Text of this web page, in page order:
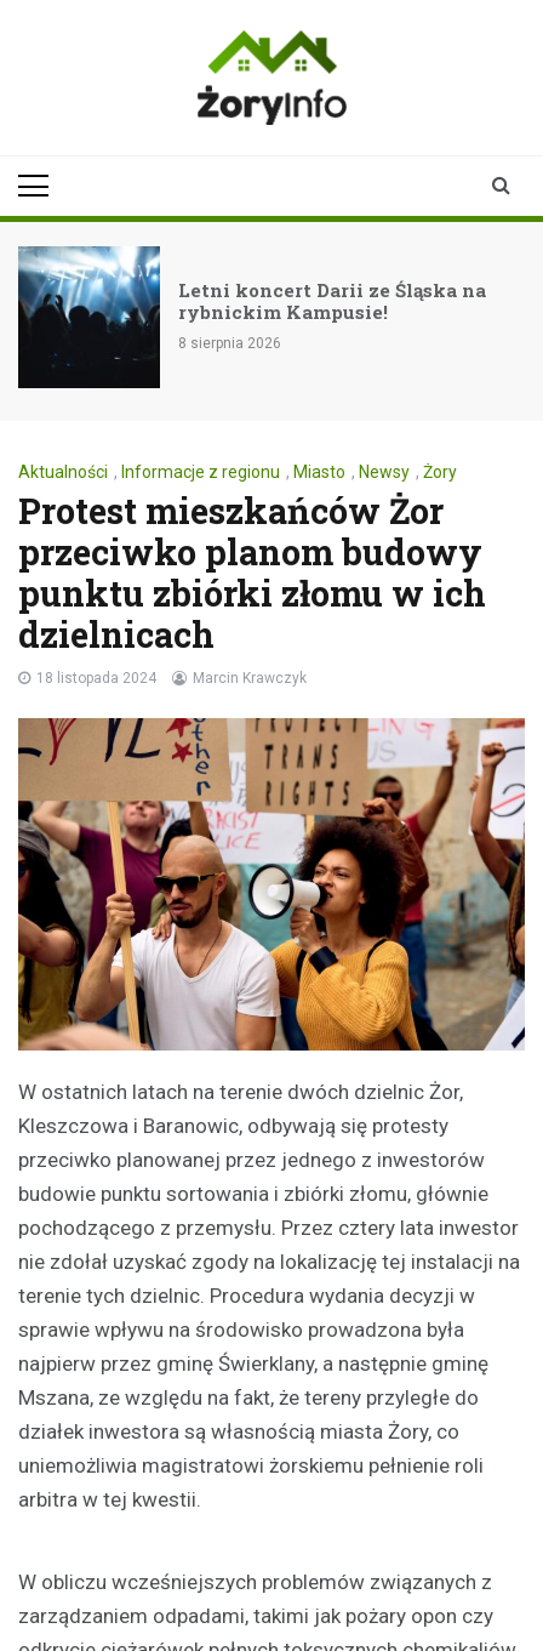
Letni koncert Darii ze Śląska na
rybnickim Kampusie!
8 sierpnia 2026
Aktualności , Informacje z regionu , Miasto , Newsy , Żory
Protest mieszkańców Żor
przeciwko planom budowy
punktu zbiórki złomu w ich
dzielnicach
18 listopada 2024 Marcin Krawczyk
W ostatnich latach na terenie dwóch dzielnic Żor,
Kleszczowa i Baranowic, odbywają się protesty
przeciwko planowanej przez jednego z inwestorów
budowie punktu sortowania i zbiórki złomu, głównie
pochodzącego z przemysłu. Przez cztery lata inwestor
nie zdołał uzyskać zgody na lokalizację tej instalacji na
terenie tych dzielnic. Procedura wydania decyzji w
sprawie wpływu na środowisko prowadzona była
najpierw przez gminę Świerklany, a następnie gminę
Mszana, ze względu na fakt, że tereny przyległe do
działek inwestora są własnością miasta Żory, co
uniemożliwia magistratowi żorskiemu pełnienie roli
arbitra w tej kwestii.
W obliczu wcześniejszych problemów związanych z
zarządzaniem odpadami, takimi jak pożary opon czy